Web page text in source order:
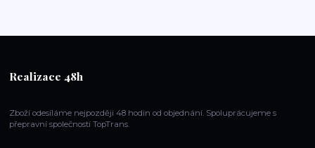
Realizace 48h
Zboží odesíláme nejpozději 48 hodin od objednání. Spoluprácujeme s
přepravní společností TopTrans.